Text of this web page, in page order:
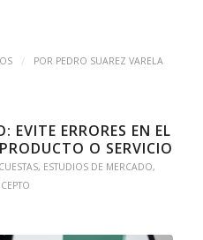
/ POR PEDRO SUAREZ VARELA
EVITE ERRORES EN EL
O SERVICIO
, ESTUDIOS DE MERCADO,